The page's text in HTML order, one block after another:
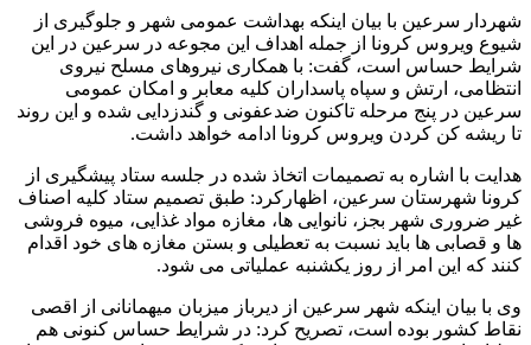
شهردار سرعین با بیان اینکه بهداشت عمومی شهر و جلوگیری از
شیوع ویروس کرونا از جمله اهداف این مجوعه در سرعین در این
شرایط حساس است، گفت: با همکاری نیروهای مسلح نیروی
انتظامی، ارتش و سپاه پاسداران کلیه معابر و امکان عمومی
سرعین در پنج مرحله تاکنون ضدعفونی و گندزدایی شده و این روند
تا ریشه کن کردن ویروس کرونا ادامه خواهد داشت.
هدایت با اشاره به تصمیمات اتخاذ شده در جلسه ستاد پیشگیری از
کرونا شهرستان سرعین، اظهارکرد: طبق تصمیم ستاد کلیه اصناف
غیر ضروری شهر بجز، نانوایی ها، مغازه مواد غذایی، میوه فروشی
ها و قصابی ها باید نسبت به تعطیلی و بستن مغازه های خود اقدام
کنند که این امر از روز یکشنبه عملیاتی می شود.
وی با بیان اینکه شهر سرعین از دیرباز میزبان میهمانانی از اقصی
نقاط کشور بوده است، تصریح کرد: در شرایط حساس کنونی هم